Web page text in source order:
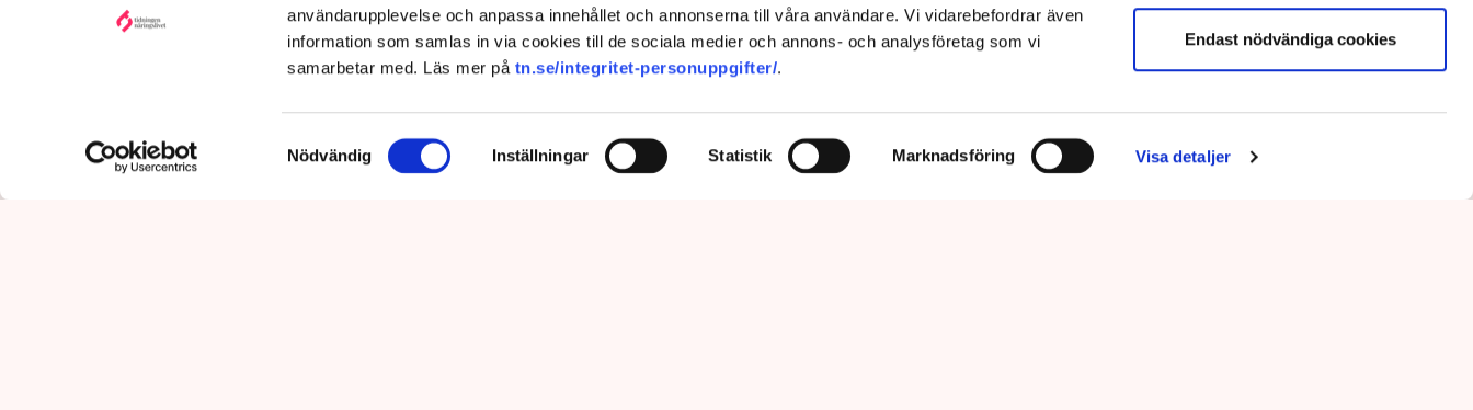
användarupplevelse och anpassa innehållet och annonserna till våra användare. Vi vidarebefordrar även
information som samlas in via cookies till de sociala medier och annons- och analysföretag som vi
samarbetar med. Läs mer på tn.se/integritet-personuppgifter/.
Samtyckesval
Nödvändig Inställningar Statistik Marknadsföring Visa detaljer
Endast nödvändiga cookies